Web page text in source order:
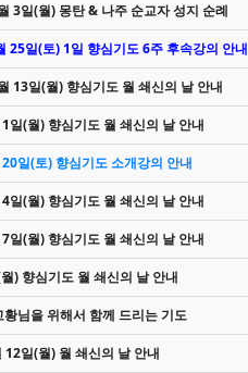
3일(월) 몽탄 & 나주 순교자 성지 순례
25일(토) 1일 향심기도 6주 후속강의 안내
13일(월) 향심기도 월 쇄신의 날 안내
일(월) 향심기도 월 쇄신의 날 안내
일(토) 향심기도 소개강의 안내
일(월) 향심기도 월 쇄신의 날 안내
일(월) 향심기도 월 쇄신의 날 안내
) 향심기도 월 쇄신의 날 안내
님을 위해서 함께 드리는 기도
일(월) 월 쇄신의 날 안내